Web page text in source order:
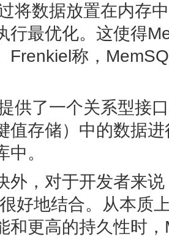
将数据放置在内存
行最优化。这使得
Frenkiel称，
供了一个关系型接
值存储）中的数据
。
外，对于开发者来
好地结合。从本质
和更高的持久性时